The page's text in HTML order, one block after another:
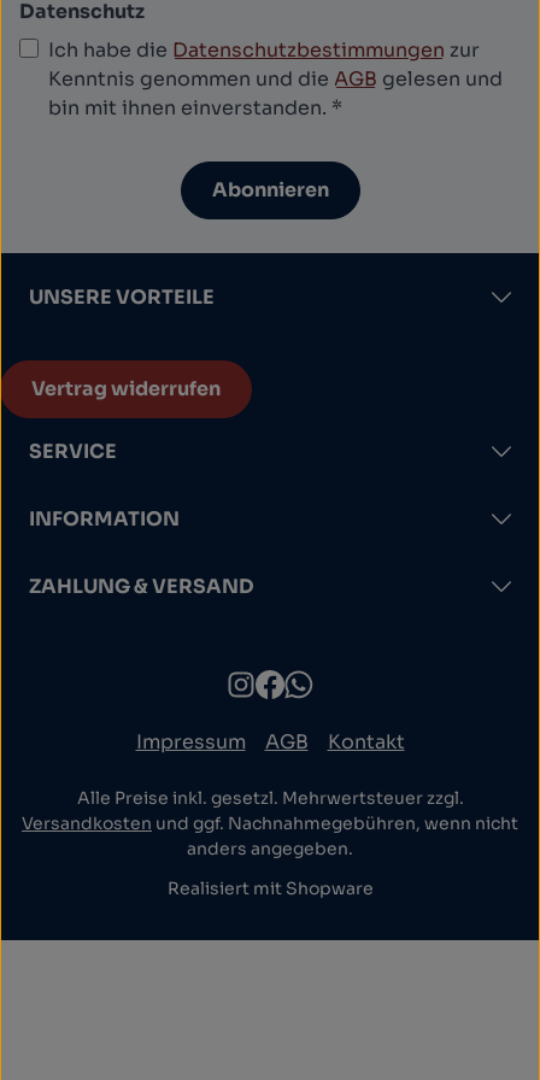
Datenschutz
Ich habe die Datenschutzbestimmungen zur
Kenntnis genommen und die AGB gelesen und
bin mit ihnen einverstanden. *
Abonnieren
UNSERE VORTEILE
Vertrag widerrufen
SERVICE
INFORMATION
ZAHLUNG & VERSAND
Impressum AGB Kontakt
Alle Preise inkl. gesetzl. Mehrwertsteuer zzgl.
Versandkosten und ggf. Nachnahmegebühren, wenn nicht
anders angegeben.
Realisiert mit Shopware